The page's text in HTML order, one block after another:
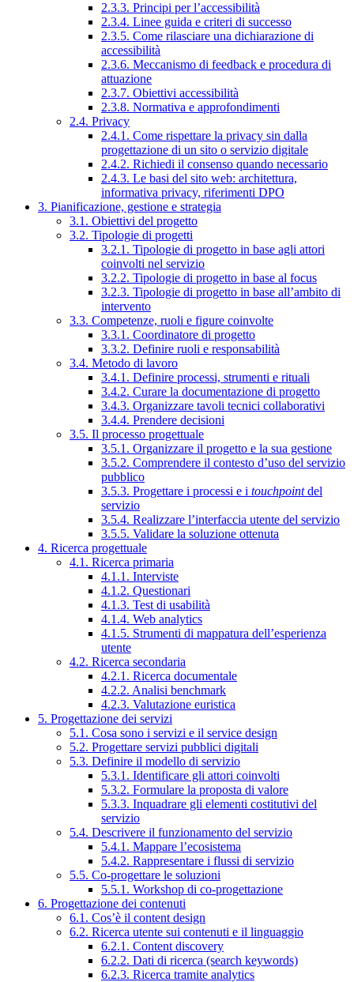
2.3.3. Principi per l’accessibilità
2.3.4. Linee guida e criteri di successo
2.3.5. Come rilasciare una dichiarazione di
accessibilità
2.3.6. Meccanismo di feedback e procedura di
attuazione
2.3.7. Obiettivi accessibilità
2.3.8. Normativa e approfondimenti
2.4. Privacy
2.4.1. Come rispettare la privacy sin dalla
progettazione di un sito o servizio digitale
2.4.2. Richiedi il consenso quando necessario
2.4.3. Le basi del sito web: architettura,
informativa privacy, riferimenti DPO
3. Pianificazione, gestione e strategia
3.1. Obiettivi del progetto
3.2. Tipologie di progetti
3.2.1. Tipologie di progetto in base agli attori
coinvolti nel servizio
3.2.2. Tipologie di progetto in base al focus
3.2.3. Tipologie di progetto in base all’ambito di
intervento
3.3. Competenze, ruoli e figure coinvolte
3.3.1. Coordinatore di progetto
3.3.2. Definire ruoli e responsabilità
3.4. Metodo di lavoro
3.4.1. Definire processi, strumenti e rituali
3.4.2. Curare la documentazione di progetto
3.4.3. Organizzare tavoli tecnici collaborativi
3.4.4. Prendere decisioni
3.5. Il processo progettuale
3.5.1. Organizzare il progetto e la sua gestione
3.5.2. Comprendere il contesto d’uso del servizio
pubblico
3.5.3. Progettare i processi e i touchpointdel
servizio
3.5.4. Realizzare l’interfaccia utente del servizio
3.5.5. Validare la soluzione ottenuta
4. Ricerca progettuale
4.1. Ricerca primaria
4.1.1. Interviste
4.1.2. Questionari
4.1.3. Test di usabilità
4.1.4. Web analytics
4.1.5. Strumenti di mappatura dell’esperienza
utente
4.2. Ricerca secondaria
4.2.1. Ricerca documentale
4.2.2. Analisi benchmark
4.2.3. Valutazione euristica
5. Progettazione dei servizi
5.1. Cosa sono i servizi e il service design
5.2. Progettare servizi pubblici digitali
5.3. Definire il modello di servizio
5.3.1. Identificare gli attori coinvolti
5.3.2. Formulare la proposta di valore
5.3.3. Inquadrare gli elementi costitutivi del
servizio
5.4. Descrivere il funzionamento del servizio
5.4.1. Mappare l’ecosistema
5.4.2. Rappresentare i flussi di servizio
5.5. Co-progettare le soluzioni
5.5.1. Workshop di co-progettazione
6. Progettazione dei contenuti
6.1. Cos’è il content design
6.2. Ricerca utente sui contenuti e il linguaggio
6.2.1. Content discovery
6.2.2. Dati di ricerca (search keywords)
6.2.3. Ricerca tramite analytics